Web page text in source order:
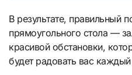
В результате, правильный
прямоугольного стола —
красивой обстановки,
будет радовать вас